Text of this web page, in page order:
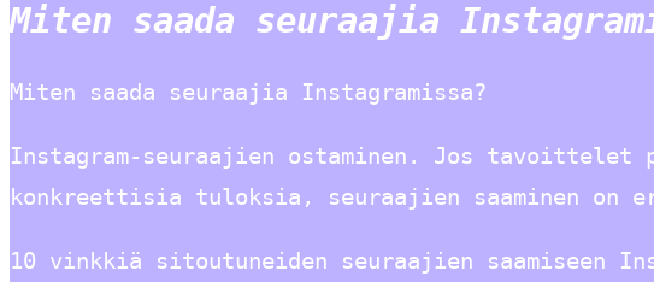
Miten saada seuraajia
Miten saada seuraajia Instagramissa?
Instagram-seuraajien ostaminen. Jos
konkreettisia tuloksia, seuraajien saaminen on
10 vinkkiä sitoutuneiden seuraajien saamiseen